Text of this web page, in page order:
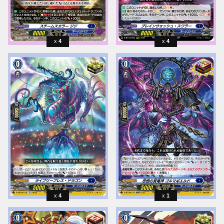
4 4
4 1